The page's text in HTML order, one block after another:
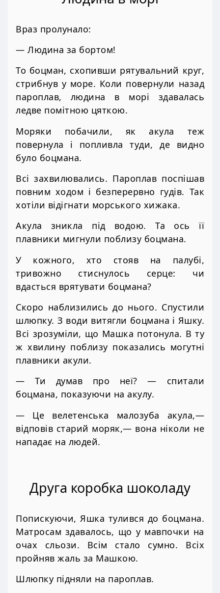
Враз пролунало:
— Людина за бортом!
То боцман, схопивши рятувальний круг,
стрибнув у море. Коли повернули назад
пароплав, людина в морі здавалась
ледве помітною цяткою.
Моряки побачили, як акула теж
повернула і попливла туди, де видно
було боцмана.
Всі захвилювались. Пароплав поспішав
повним ходом і безперервно гудів. Так
хотіли відігнати морського хижака.
Акула зникла під водою. Та ось її
плавники мигнули поблизу боцмана.
У кожного, хто стояв на палубі,
тривожно стиснулось серце: чи
вдасться врятувати боцмана?
Скоро наблизились до нього. Спустили
шлюпку. З води витягли боцмана і Яшку.
Всі зрозуміли, що Машка потонула. В ту
ж хвилину поблизу показались могутні
плавники акули.
— Ти думав про неї? — спитали
боцмана, показуючи на акулу.
— Це велетенська малозуба акула,—
відповів старий моряк,— вона ніколи не
нападає на людей.
Друга коробка шоколаду
Попискуючи, Яшка тулився до боцмана.
Матросам здавалось, що у мавпочки на
очах сльози. Всім стало сумно. Всіх
пройняв жаль за Машкою.
Шлюпку підняли на пароплав.